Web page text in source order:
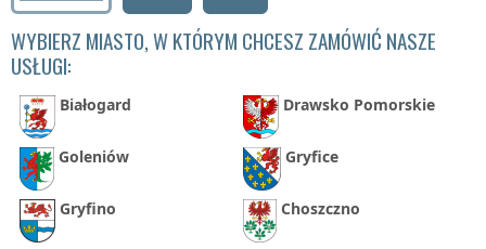
WYBIERZ MIASTO, W KTÓRYM CHCESZ ZAMÓWIĆ NASZE
USŁUGI:
Białogard Drawsko Pomorskie
Goleniów Gryfice
Gryfino Choszczno